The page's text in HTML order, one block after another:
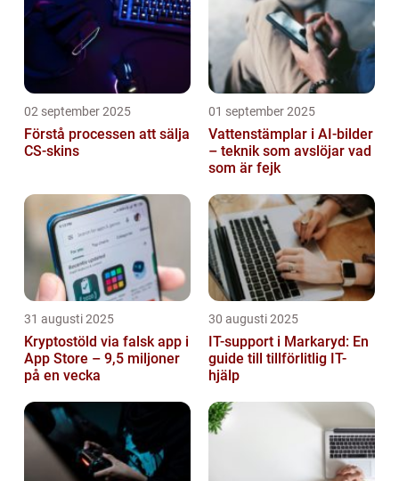
02 september 2025
Förstå processen att sälja
CS-skins
01 september 2025
Vattenstämplar i AI-bilder
– teknik som avslöjar vad
som är fejk
31 augusti 2025
Kryptostöld via falsk app i
App Store – 9,5 miljoner
på en vecka
30 augusti 2025
IT-support i Markaryd: En
guide till tillförlitlig IT-
hjälp